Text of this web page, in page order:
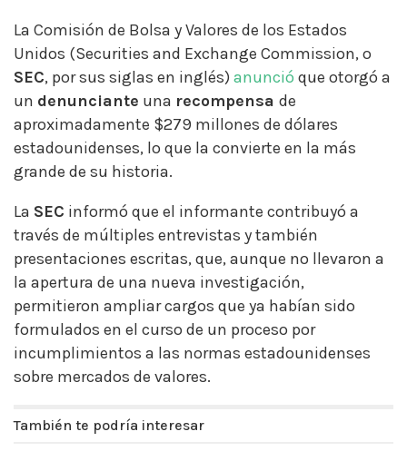
La Comisión de Bolsa y Valores de los Estados
Unidos (Securities and Exchange Commission, o
SEC, por sus siglas en inglés) anunció que otorgó a
un denunciante una recompensa de
aproximadamente $279 millones de dólares
estadounidenses, lo que la convierte en la más
grande de su historia.
La SEC informó que el informante contribuyó a
través de múltiples entrevistas y también
presentaciones escritas, que, aunque no llevaron a
la apertura de una nueva investigación,
permitieron ampliar cargos que ya habían sido
formulados en el curso de un proceso por
incumplimientos a las normas estadounidenses
sobre mercados de valores.
También te podría interesar